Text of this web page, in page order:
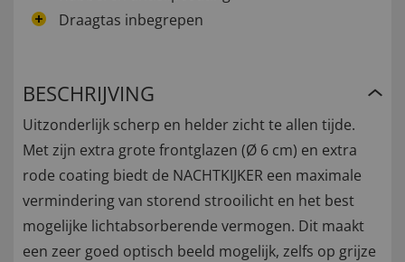
Draagtas inbegrepen
BESCHRIJVING
Uitzonderlijk scherp en helder zicht te allen tijde.
Met zijn extra grote frontglazen (Ø 6 cm) en extra
rode coating biedt de NACHTKIJKER een maximale
vermindering van storend strooilicht en het best
mogelijke lichtabsorberende vermogen. Dit maakt
een zeer goed optisch beeld mogelijk, zelfs op grijze